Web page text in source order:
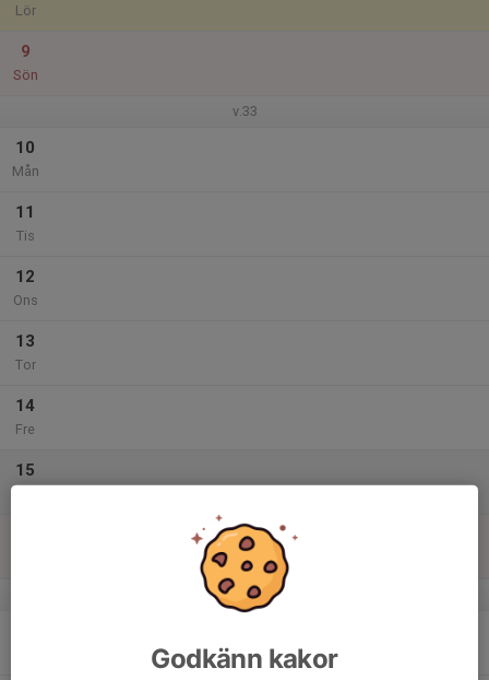
Lör
9
Sön
v.33
10
Mån
11
Tis
12
Ons
13
Tor
14
Fre
15
v.34
Godkänn kakor